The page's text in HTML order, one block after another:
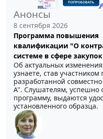
Анонсы
8 сентября 2026
Программа повышения
квалификации "О
системе в сфере
Об актуальных
узнаете, став
разработанной
А". Слушателям, успешно
программу, выдаются
установленного образца.